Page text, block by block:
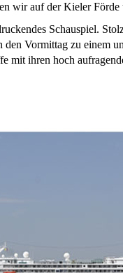
wir auf der Kieler
Schauspiel.
Vormittag zu einem
mit ihren hoch